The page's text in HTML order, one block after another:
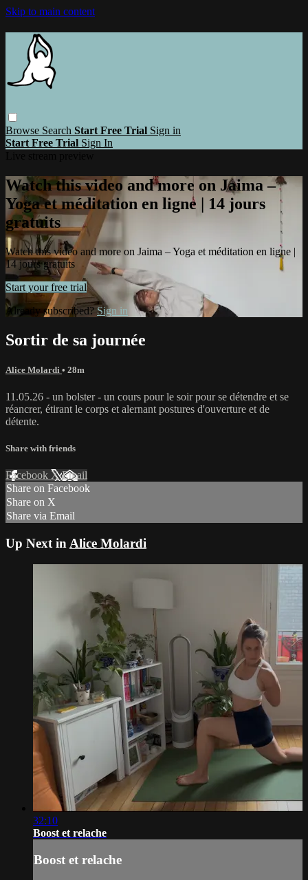
Skip to main content
Browse Search Start Free Trial Sign in
Start Free Trial Sign In
Watch this video and more on Jaima –
Yoga et méditation en ligne | 14 jours
gratuits
Watch this video and more on Jaima – Yoga et méditation en ligne |
14 jours gratuits
Start your free trial
Already subscribed? Sign in
Sortir de sa journée
Alice Molardi • 28m
11.05.26 - un bolster - un cours pour le soir pour se détendre et se
réancrer, étirant le corps et alernant postures d'ouverture et de
détente.
Share with friends
Facebook XEmail
Share on Facebook
Share on X
Share via Email
Up Next in Alice Molardi
32:10
Boost et relache
Boost et relache